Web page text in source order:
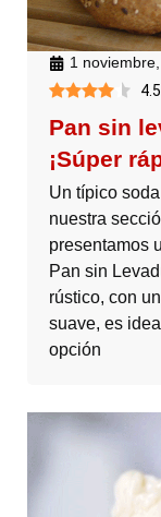
1
4.5
Pan sin
¡Súper
Un típico
nuestra
presentamos
Pan sin
rústico, con
suave, es
opción